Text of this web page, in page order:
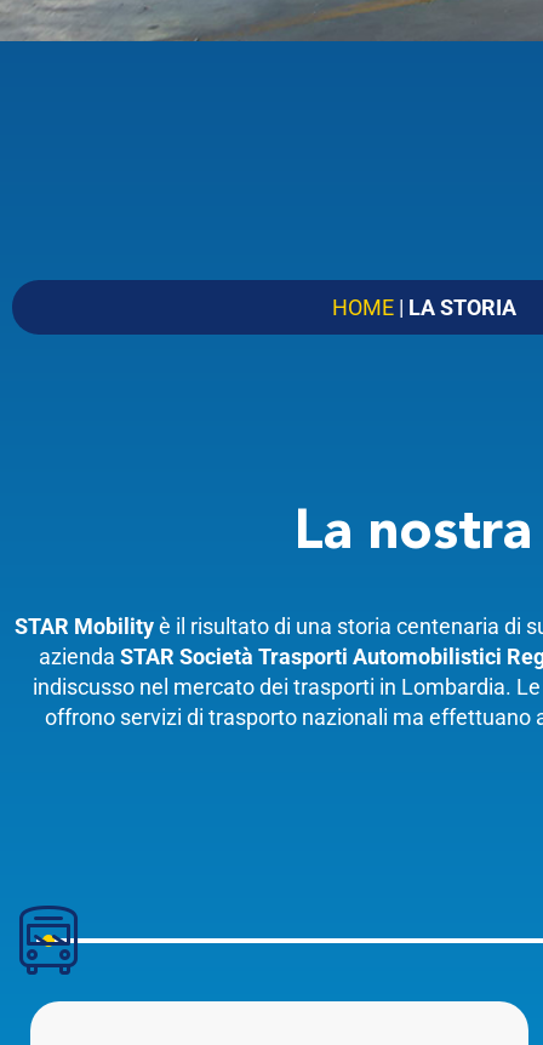
HOME | LA STORIA
La
STAR Mobilityè il risultato di una storia centenaria di
azienda STAR Società Trasporti Automobilistici
indiscusso nel mercato dei trasporti in Lombardia.
offrono servizi di trasporto nazionali ma effettuano